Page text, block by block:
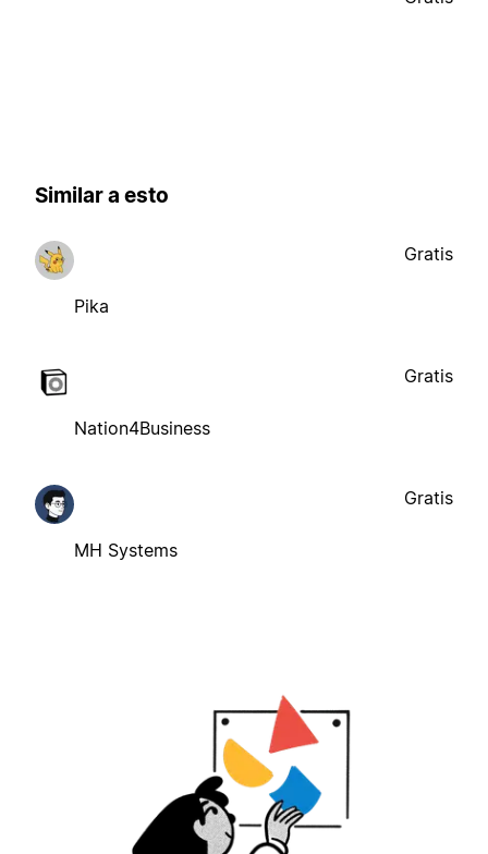
Similar a esto
Pika
Gratis
Nation4Business
Gratis
MH Systems
Gratis